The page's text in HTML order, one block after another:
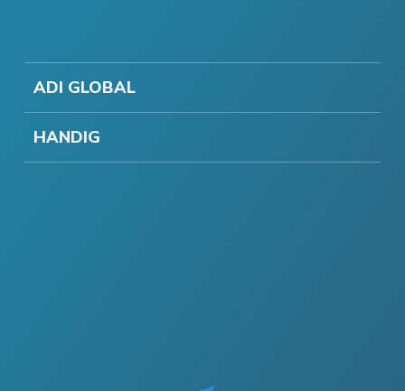
ADI GLOBAL
HANDIG